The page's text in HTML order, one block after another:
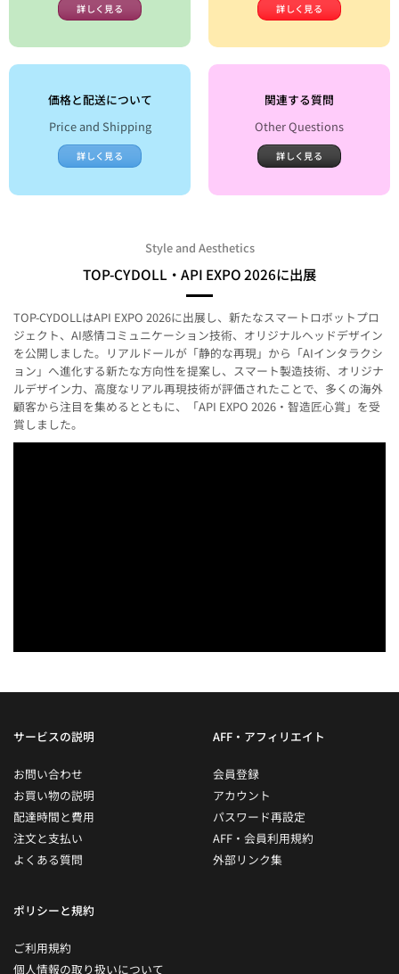
詳しく見る 詳しく見る
価格と配送について
Price and Shipping
詳しく見る
関連する質問
Other Questions
詳しく見る
Style and Aesthetics
TOP-CYDOLL・API EXPO 2026に出展
TOP-CYDOLLはAPI EXPO 2026に出展し、新たなスマートロボットプロ
ジェクト、AI感情コミュニケーション技術、オリジナルヘッドデザイン
を公開しました。リアルドールが「静的な再現」から「AIインタラクシ
ョン」へ進化する新たな方向性を提案し、スマート製造技術、オリジナ
ルデザイン力、高度なリアル再現技術が評価されたことで、多くの海外
顧客から注目を集めるとともに、「API EXPO 2026・智造匠心賞」を受
賞しました。
サービスの説明
お問い合わせ
お買い物の説明
配達時間と費用
注文と支払い
よくある質問
AFF・アフィリエイト
会員登録
アカウント
パスワード再設定
AFF・会員利用規約
外部リンク集
ポリシーと規約
ご利用規約
個人情報の取り扱いについて